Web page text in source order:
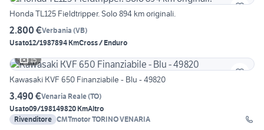
Honda TL125 Fieldtripper. Solo 894 km originali.
2.800 €Verbania (VB)
Usato12/1987894 KmCross / Enduro
15
Kawasaki KVF 650 Finanziabile - Blu - 49820
3.490 €Venaria Reale(TO)
Usato09/198149820 KmAltro
Rivenditore CMTmotor TORINO VENARIA